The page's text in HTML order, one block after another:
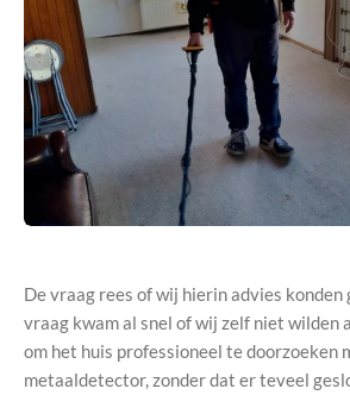
De vraag rees of wij hierin advies konden
vraag kwam al snel of wij zelf niet wilden
om het huis professioneel te doorzoeken
metaaldetector, zonder dat er teveel